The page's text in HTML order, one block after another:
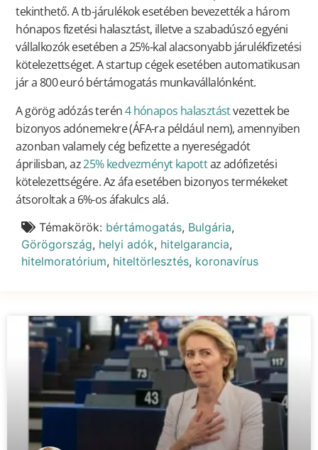
tekinthető. A tb-járulékok esetében bevezették a három
hónapos fizetési halasztást, illetve a szabadúszó egyéni
vállalkozók esetében a 25%-kal alacsonyabb járulékfizetési
kötelezettséget. A startup cégek esetében automatikusan
jár a 800 euró bértámogatás munkavállalónként.
A görög adózás terén4 hónapos halasztástvezettek be
bizonyos adónemekre (ÁFA-ra például nem), amennyiben
azonban valamely cég befizette a nyereségadót
áprilisban, az25% kedvezményt kapottaz adófizetési
kötelezettségére. Az áfa esetében bizonyos termékeket
átsoroltak a 6%-os áfakulcs alá.
Témakörök: bértámogatás, Bulgária,
Görögország, helyi adók, hitelgarancia,
hitelmoratórium, hiteltörlesztés, koronavírus